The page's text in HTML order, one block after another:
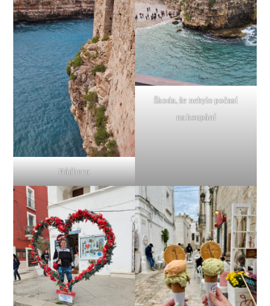
Nádhera
Škoda, že nebylo počasí
na koupání